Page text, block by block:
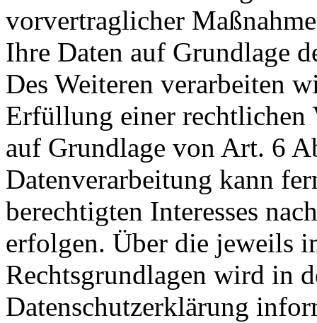
vorvertraglicher
Ihre Daten auf Grundlage
Des Weiteren verarbeiten
Erfüllung einer
auf Grundlage von Art. 6
Datenverarbeitung kann
berechtigten Interesses
erfolgen. Über die jeweils
Rechtsgrundlagen wird in
Datenschutzerklärung